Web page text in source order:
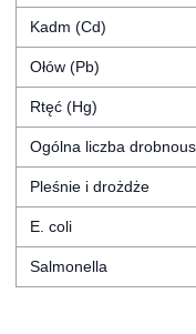
Kadm (Cd)
Ołów (Pb)
Rtęć (Hg)
Ogólna liczba
Pleśnie i drożdże
E. coli
Salmonella